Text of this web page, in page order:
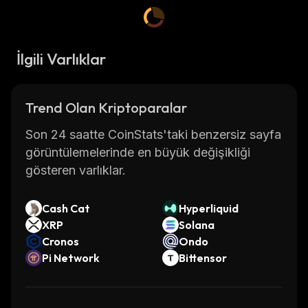
İlgili Varlıklar
Trend Olan Kriptoparalar
Son 24 saatte CoinStats'taki benzersiz sayfa
görüntülemelerinde en büyük değişikliği
gösteren varlıklar.
Cash Cat
Hyperliquid
XRP
Solana
Cronos
Ondo
Pi Network
Bittensor